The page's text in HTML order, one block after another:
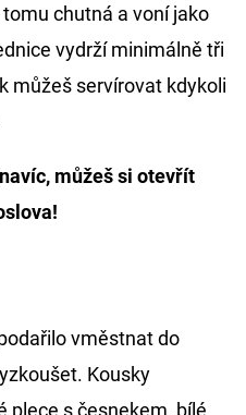
chutná a voní jako
vydrží minimálně tři
můžeš servírovat kdykoli
můžeš si otevřít
vměstnat do
Kousky
plece s česnekem, bílé